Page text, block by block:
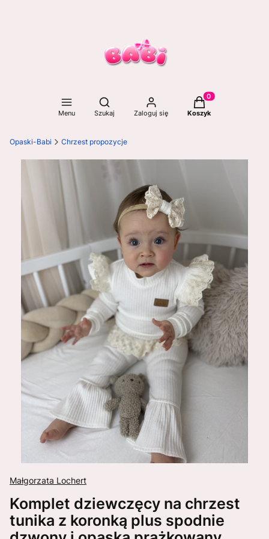
Menu
Otwórz wyszukiwarkę
Szukaj Zaloguj się
Produkty w
Koszyk
Opaski-Babi Chrzest propozycje
Małgorzata Lochert
Komplet dziewczęcy na chrzest
tunika z koronką plus spodnie